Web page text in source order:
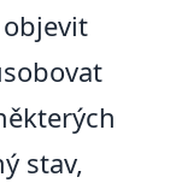
stav,